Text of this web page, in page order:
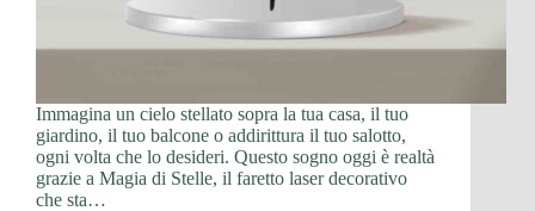
Immagina un cielo stellato sopra la tua casa, il tuo
giardino, il tuo balcone o addirittura il tuo salotto,
ogni volta che lo desideri. Questo sogno oggi è realtà
grazie a Magia di Stelle, il faretto laser decorativo
che sta…